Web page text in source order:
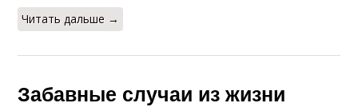
Читать дальше →
Забавные случаи из жизни